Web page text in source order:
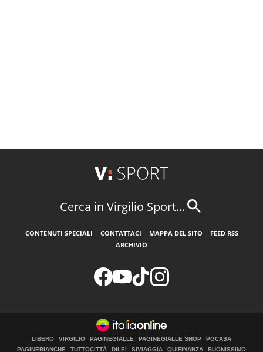
Cerca in Virgilio Sport...
CONTENUTI SPECIALI CONTATTACI MAPPA DEL SITO
FEED RSS
ARCHIVIO
LIBERO VIRGILIO PAGINEGIALLE PAGINEGIALLE SHOP
PGCASA
PAGINEBIANCHE
TUTTOCITTÀ DILEI SIVIAGGIA QUIFINANZA BUONISSIMO